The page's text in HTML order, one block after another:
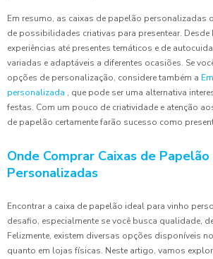
Em resumo, as caixas de papelão personalizadas
de possibilidades criativas para presentear. Desde
experiências até presentes temáticos e de
variadas e adaptáveis a diferentes ocasiões. Se
opções de personalização, considere também a
personalizada , que pode ser uma alternativa
festas. Com um pouco de criatividade e atenção
de papelão certamente farão sucesso como
Onde Comprar Caixas de
Personalizadas
Encontrar a caixa de papelão ideal para vinho
desafio, especialmente se você busca qualidade,
Felizmente, existem diversas opções disponíveis
quanto em lojas físicas. Neste artigo, vamos